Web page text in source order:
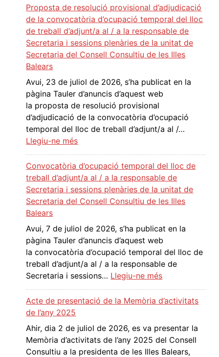
u
d
i
c
a
c
i
ó
d
e
l
a
c
o
n
v
o
c
a
t
r
i
a
’
o
c
u
p
r
o
p
o
s
d
e
s
l
u
c
i
ó
e
i
n
t
i
Proposta de resolució provisional d’adjudicació
de la convocatòria d’ocupació temporal del lloc
de treball d’adjunt/a al / a la responsable de
Secretaria i sessions plenàries de la unitat de
Secretaria del Consell Consultiu de les Illes
Balears
Avui, 23 de juliol de 2026, s’ha publicat en la
pàgina Tauler d’anuncis d’aquest web
la proposta de resolució provisional
d’adjudicació de la convocatòria d’ocupació
temporal del lloc de treball d’adjunt/a al /…
Llegiu-ne més:
r
o
p
o
a
d
e
r
e
s
o
u
c
i
Convocatòria d’ocupació temporal del lloc de
treball d’adjunt/a al / a la responsable de
Secretaria i sessions plenàries de la unitat de
Secretaria del Consell Consultiu de les Illes
Balears
Avui, 7 de juliol de 2026, s’ha publicat en la
pàgina Tauler d’anuncis d’aquest web
la convocatòria d’ocupació temporal del lloc de
treball d’adjunt/a al / a la responsable de
Secretaria i sessions… Llegiu-ne més:
o
o
c
Acte de presentació de la Memòria d’activitats
de l’any 2025
Ahir, dia 2 de juliol de 2026, es va presentar la
Memòria d’activitats de l’any 2025 del Consell
Consultiu a la presidenta de les Illes Balears,